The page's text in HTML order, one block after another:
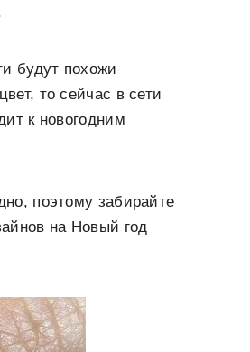
будут похожи
то сейчас в сети
к новогодним
поэтому забирайте
на Новый год